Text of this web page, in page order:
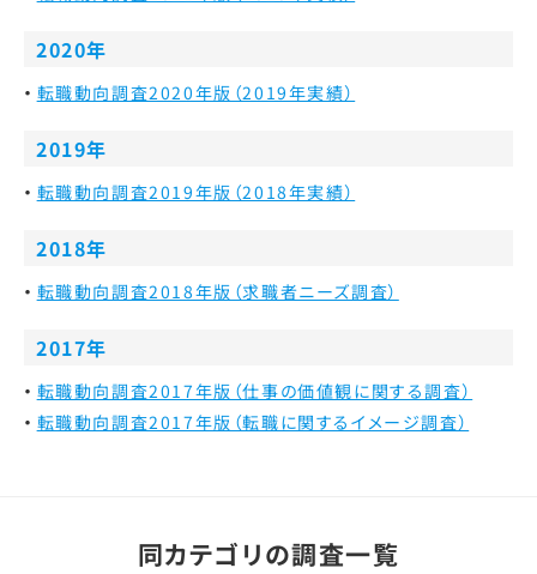
2020年
転職動向調査2020年版（2019年実績）
2019年
転職動向調査2019年版（2018年実績）
2018年
転職動向調査2018年版（求職者ニーズ調査）
2017年
転職動向調査2017年版（仕事の価値観に関する調査）
転職動向調査2017年版（転職に関するイメージ調査）
同カテゴリの調査一覧